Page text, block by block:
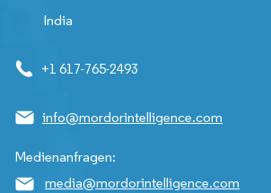
India
+1 617-765-2493
info@mordorintelligence.com
Medienanfragen:
media@mordorintelligence.com